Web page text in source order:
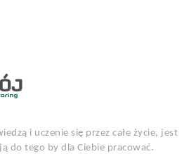
i uczenie się przez całe życie, jest
do tego by dla Ciebie pracować.